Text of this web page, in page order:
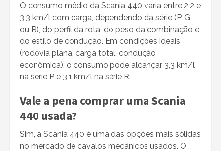
O consumo médio da Scania 440 varia entre 2,2 e
3,3 km/l com carga, dependendo da série (P, G
ou R), do perfil da rota, do peso da combinação e
do estilo de condução. Em condições ideais
(rodovia plana, carga total, condução
econômica), o consumo pode alcançar 3,3 km/l
na série P e 3,1 km/l na série R.
Vale a pena comprar uma Scania
440 usada?
Sim, a Scania 440 é uma das opções mais sólidas
no mercado de cavalos mecânicos usados. O